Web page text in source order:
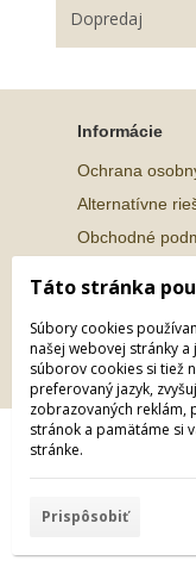
Dopredaj
Informácie
Ochrana
Alternatívne
Obchodné
© 2026 WEXBO |
Táto stránka
Súbory cookies
našej webovej stránky a
súborov cookies si tiež
preferovaný jazyk,
zobrazovaných reklám,
stránok a pamätáme si
stránke.
Prispôsobiť